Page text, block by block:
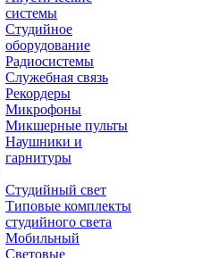
системы
Студийное
оборудование
Радиосистемы
Служебная связь
Рекордеры
Микрофоны
Микшерные пульты
Наушники и
гарнитуры
Студийный свет
Типовые комплекты
студийного света
Мобильный
Световые